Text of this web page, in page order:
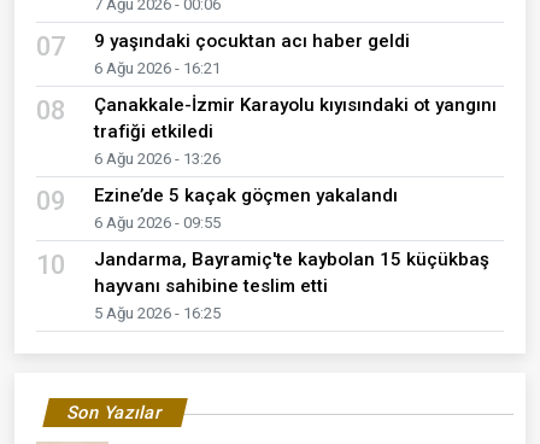
7 Ağu 2026 - 00:06
07 9 yaşındaki çocuktan acı haber geldi
6 Ağu 2026 - 16:21
08
Çanakkale-İzmir Karayolu kıyısındaki ot yangını
trafiği etkiledi
6 Ağu 2026 - 13:26
09 Ezine’de 5 kaçak göçmen yakalandı
6 Ağu 2026 - 09:55
10
Jandarma, Bayramiç'te kaybolan 15 küçükbaş
hayvanı sahibine teslim etti
5 Ağu 2026 - 16:25
Son Yazılar